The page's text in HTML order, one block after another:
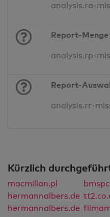
analysis.ra-
Report-Menge
analysis.rp-
Report-
analysis.rr-
Kürzlich
macmillan.pl
hermannalbers.de
hermannalbers.de